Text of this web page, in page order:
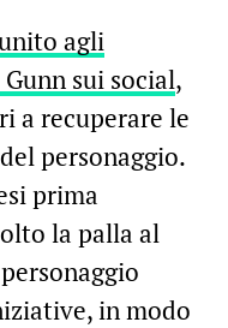
agli
sui social,
a recuperare le
personaggio.
prima
la palla al
in modo